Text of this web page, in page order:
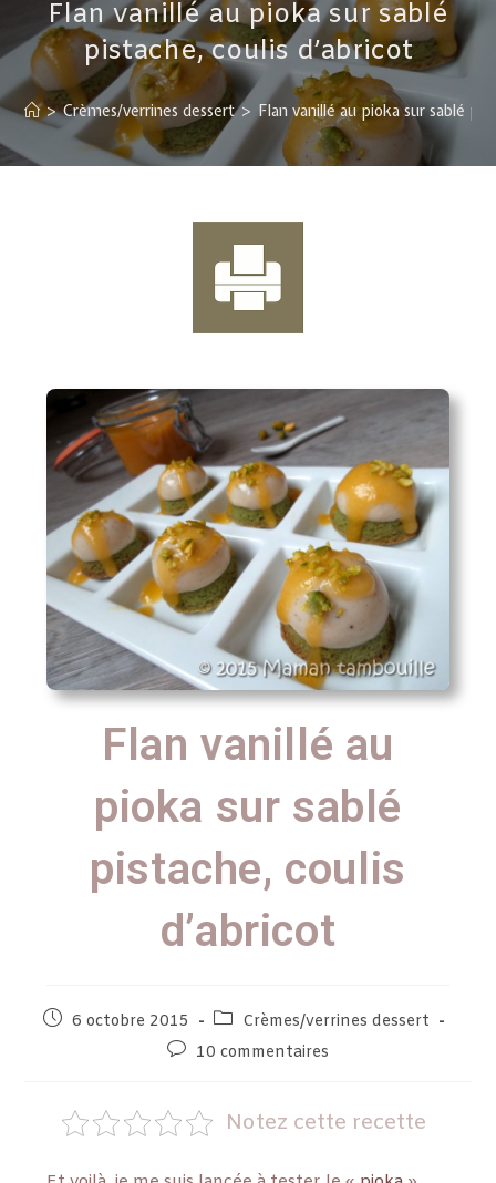
Flan vanillé au pioka sur sablé
pistache, coulis d’abricot
> Crèmes/verrines dessert > Flan vanillé au pioka sur sablé
Flan vanillé au
pioka sur sablé
pistache, coulis
d’abricot
6 octobre 2015
Crèmes/verrines dessert
10 commentaires
Notez cette recette